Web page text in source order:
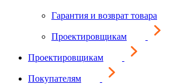
Гарантия и возврат товара
Проектировщикам
Проектировщикам
Покупателям